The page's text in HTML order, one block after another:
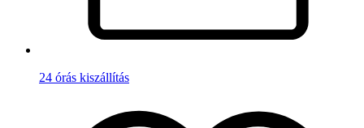
24 órás kiszállítás